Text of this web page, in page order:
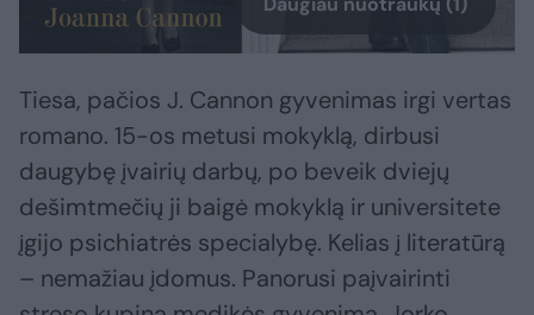
Tiesa, pačios J. Cannon gyvenimas irgi vertas
romano. 15-os metusi mokyklą, dirbusi
daugybę įvairių darbų, po beveik dviejų
dešimtmečių ji baigė mokyklą ir universitete
įgijo psichiatrės specialybę. Kelias į literatūrą
– nemažiau įdomus. Panorusi paįvairinti